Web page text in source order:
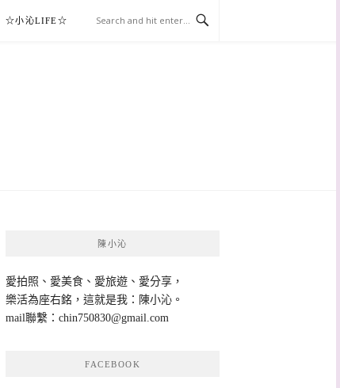
☆小沁LIFE☆
陳小沁
愛拍照、愛美食、愛旅遊、愛分享，
樂活為座右銘，這就是我：陳小沁。
mail聯繫： chin750830@gmail.com
FACEBOOK